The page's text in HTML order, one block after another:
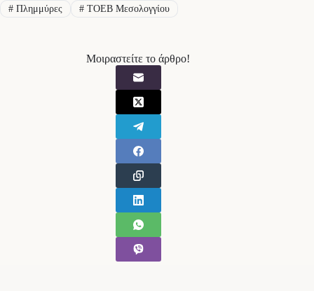
#Πλημμύρες #ΤΟΕΒ Μεσολογγίου
Μοιραστείτε το άρθρο!